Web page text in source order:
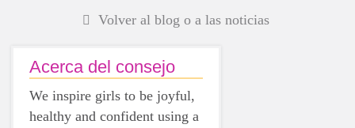
Volver al blog o a las noticias
Acerca del consejo
We inspire girls to be joyful,
healthy and confident using a